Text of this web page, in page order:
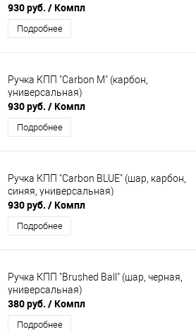
930 руб. / Компл
Подробнее
Ручка КПП "Carbon M" (карбон,
универсальная)
930 руб. / Компл
Подробнее
Ручка КПП "Carbon BLUE" (шар, карбон,
синяя, универсальная)
930 руб. / Компл
Подробнее
Ручка КПП "Brushed Ball" (шар, черная,
универсальная)
380 руб. / Компл
Подробнее